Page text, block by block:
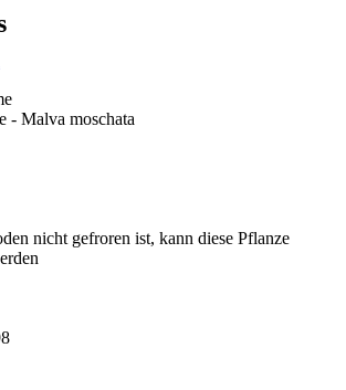
- Malva moschata
nicht gefroren ist, kann diese Pflanze